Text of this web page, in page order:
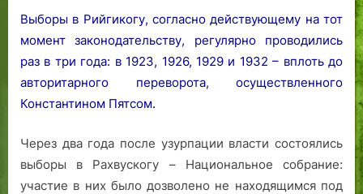
Выборы в Рийгикогу, согласно действующему на тот
момент законодательству, регулярно проводились
раз в три года: в 1923, 1926, 1929 и 1932 – вплоть до
авторитарного переворота, осуществленного
Константином Пятсом.
Через два года после узурпации власти состоялись
выборы в Рахвускогу – Национальное собрание:
участие в них было дозволено не находящимся под